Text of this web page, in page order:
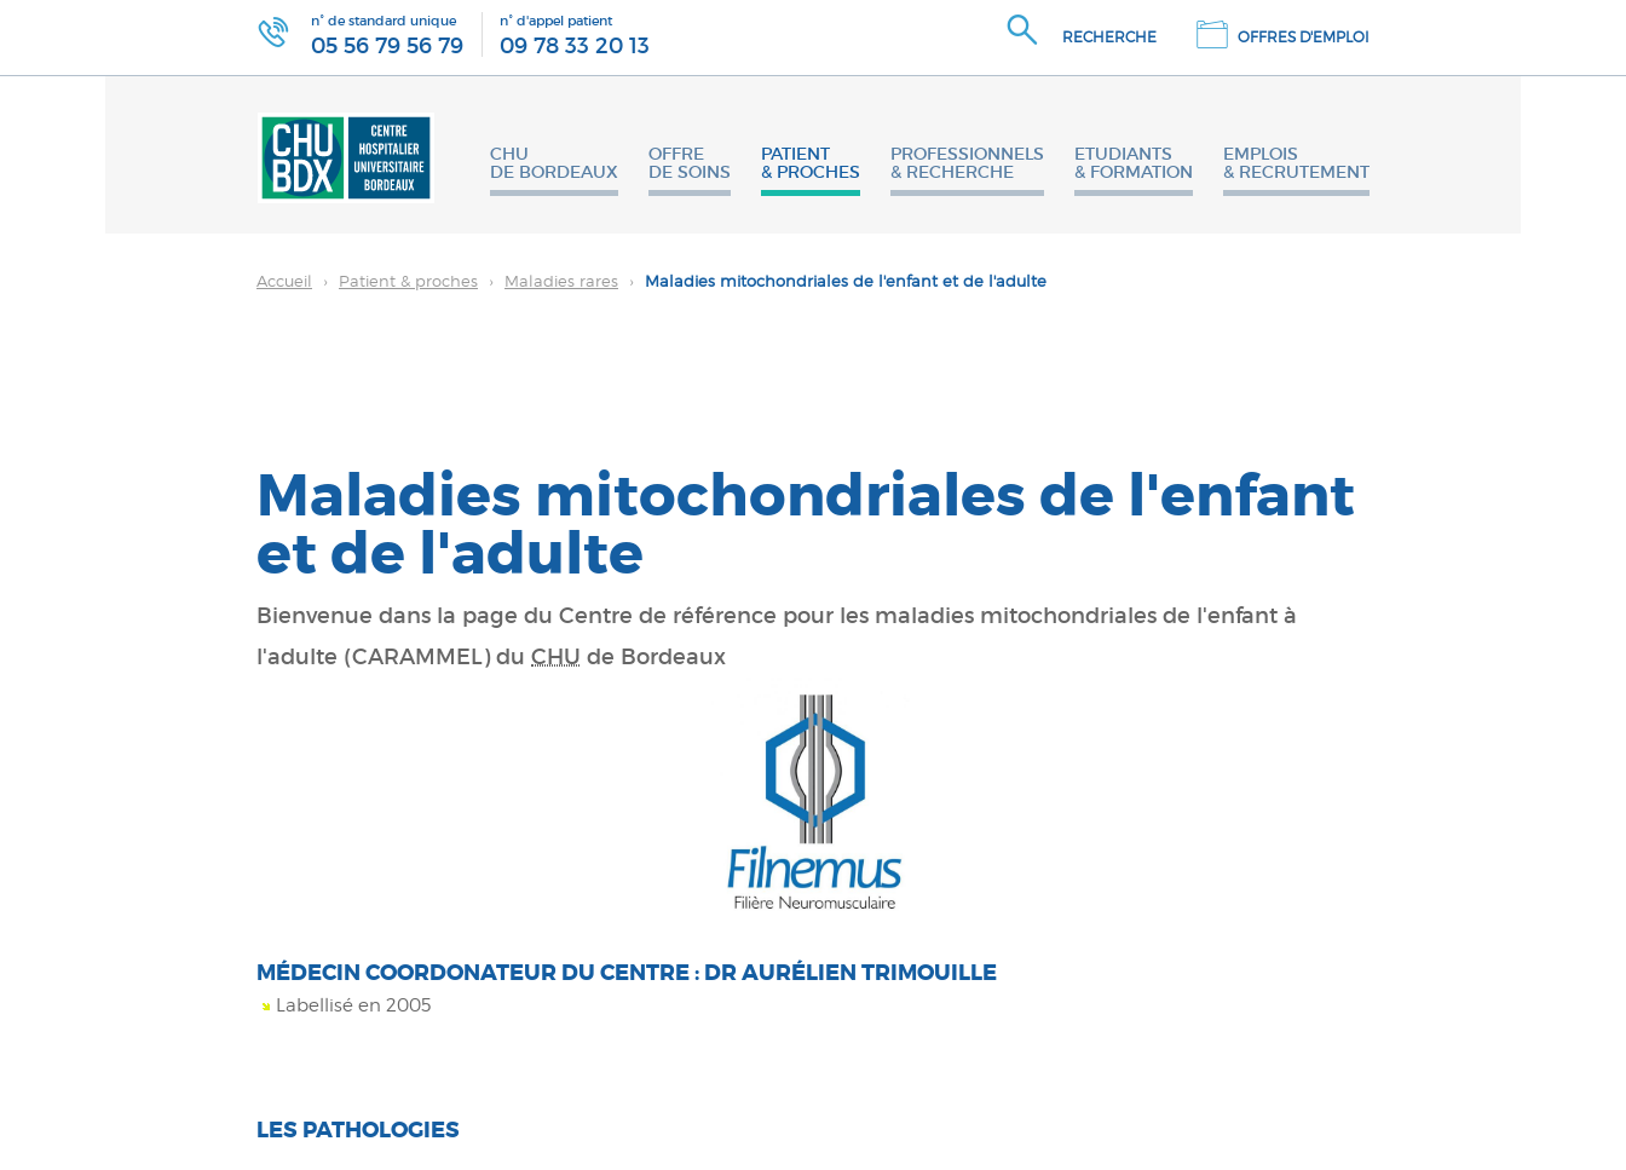
n° de standard unique
05 56 79 56 79
n° d'appel patient
09 78 33 20 13 RECHERCHE OFFRES D'EMPLOI
CHU
DE BORDEAUX
OFFRE
DE SOINS
PATIENT
& PROCHES
PROFESSIONNELS
& RECHERCHE
ETUDIANTS
& FORMATION
EMPLOIS
& RECRUTEMENT
Accueil › Patient & proches › Maladies rares › Maladies mitochondriales de l'enfant et de l'adulte
Maladies mitochondriales de l'enfant
et de l'adulte
Bienvenue dans la page du Centre de référence pour les maladies mitochondriales de l'enfant à
l'adulte (CARAMMEL) du CHU de Bordeaux
MÉDECIN COORDONATEUR DU CENTRE : DR AURÉLIEN TRIMOUILLE
Labellisé en 2005
LES PATHOLOGIES